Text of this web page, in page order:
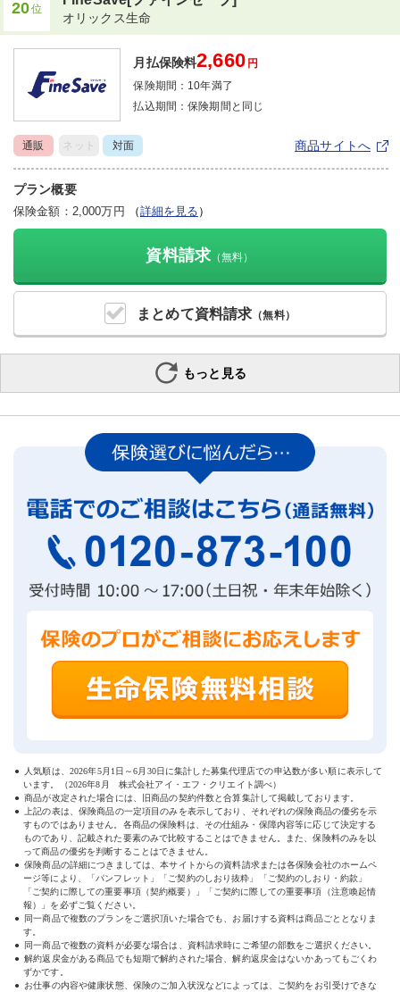
20位
まとめて資料請求 （無料）
オリックス生命
資料請求 （無料）
月払保険料2,660 円
保険期間： 10年満了
払込期間：保険期間と同じ
通販 ネット 対面 商品サイトへ
プラン概要
保険金額：2,000万円 （詳細を見る ）
もっと見る
人気順は、 2026年5月1日～6月30日 に集計した募集代理店での申込数が多い順に表示して
います。（2026年8月
株式会社アイ・エフ・クリエイト調べ）
商品が改定された場合には、旧商品の契約件数と合算集計して掲載しております。
上記の表は、保険商品の一定項目のみを表示しており、それぞれの保険商品の優劣を示
すものではありません。各商品の保険料は、その仕組み・保障内容等に応じて決定する
ものであり、記載された要素のみで比較することはできません。また、保険料のみを以
って商品の優劣を判断することはできません。
保険商品の詳細につきましては、本サイトからの資料請求または各保険会社のホームペ
ージ等により、「パンフレット」「ご契約のしおり抜粋」「ご契約のしおり・約款」
「ご契約に際しての重要事項（契約概要）」「ご契約に際しての重要事項（注意喚起情
報）」を必ずご覧ください。
同一商品で複数のプランをご選択頂いた場合でも、お届けする資料は商品ごととなりま
す。
同一商品で複数の資料が必要な場合は、資料請求時にご希望の部数をご選択ください。
解約返戻金がある商品でも短期で解約された場合、解約返戻金はないかあってもごくわ
ずかです。
お仕事の内容や健康状態、保険のご加入状況などによっては、ご契約をお引受けできな